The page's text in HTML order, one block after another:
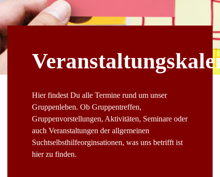
Hier findest Du alle Termine rund um unser
Gruppenleben. Ob Gruppentreffen,
Gruppenvorstellungen, Aktivitäten, Seminare oder
auch Veranstaltungen der allgemeinen
Suchtselbsthilfeorginsationen, was uns betrifft ist
hier zu finden.